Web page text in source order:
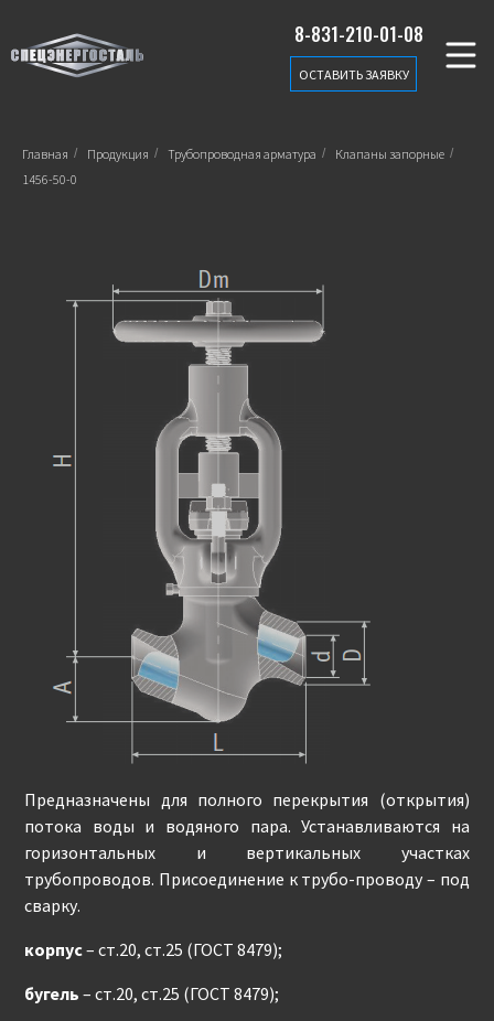
8-831-210-01-08
ОСТАВИТЬ ЗАЯВКУ
Главная / Продукция / Трубопроводная арматура / Клапаны запорные /
1456-50-0
Предназначены для полного перекрытия (открытия)
потока воды и водяного пара. Устанавливаются на
горизонтальных и вертикальных участках
трубопроводов. Присоединение к трубо-проводу – под
сварку.
корпус– ст.20, ст.25 (ГОСТ 8479);
бугель – ст.20, ст.25 (ГОСТ 8479);